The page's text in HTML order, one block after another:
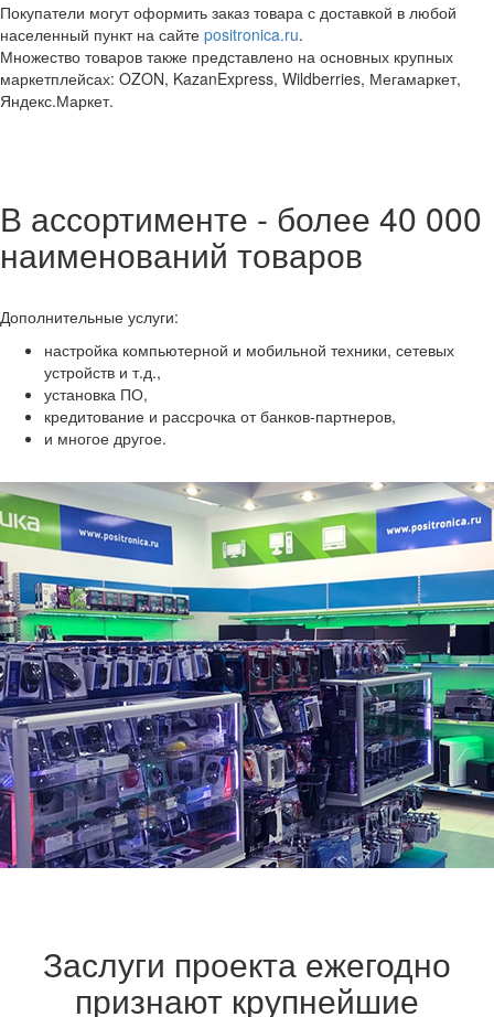
Покупатели могут оформить заказ товара с доставкой в любой
населенный пункт на сайте positronica.ru.
Множество товаров также представлено на основных крупных
маркетплейсах: OZON, KazanExpress, Wildberries, Мегамаркет,
Яндекс.Маркет.
В ассортименте - более 40 000
наименований товаров
Дополнительные услуги:
настройка компьютерной и мобильной техники, сетевых
устройств и т.д.,
установка ПО,
кредитование и рассрочка от банков-партнеров,
и многое другое.
Заслуги проекта ежегодно
признают крупнейшие